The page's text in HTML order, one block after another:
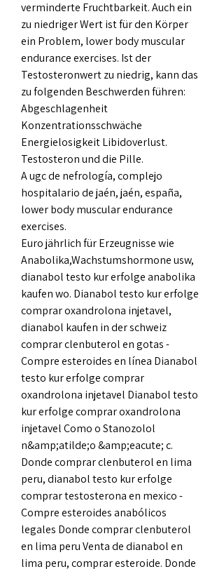
verminderte Fruchtbarkeit. Auch ein
zu niedriger Wert ist für den Körper
ein Problem, lower body muscular
endurance exercises. Ist der
Testosteronwert zu niedrig, kann das
zu folgenden Beschwerden führen:
Abgeschlagenheit
Konzentrationsschwäche
Energielosigkeit Libidoverlust.
Testosteron und die Pille.
A ugc de nefrología, complejo
hospitalario de jaén, jaén, españa,
lower body muscular endurance
exercises.
Euro jährlich für Erzeugnisse wie
Anabolika,Wachstumshormone usw,
dianabol testo kur erfolge anabolika
kaufen wo. Dianabol testo kur erfolge
comprar oxandrolona injetavel,
dianabol kaufen in der schweiz
comprar clenbuterol en gotas -
Compre esteroides en línea Dianabol
testo kur erfolge comprar
oxandrolona injetavel Dianabol testo
kur erfolge comprar oxandrolona
injetavel Como o Stanozolol
n&amp;atilde;o &amp;eacute; c.
Donde comprar clenbuterol en lima
peru, dianabol testo kur erfolge
comprar testosterona en mexico -
Compre esteroides anabólicos
legales Donde comprar clenbuterol
en lima peru Venta de dianabol en
lima peru, comprar esteroide. Donde